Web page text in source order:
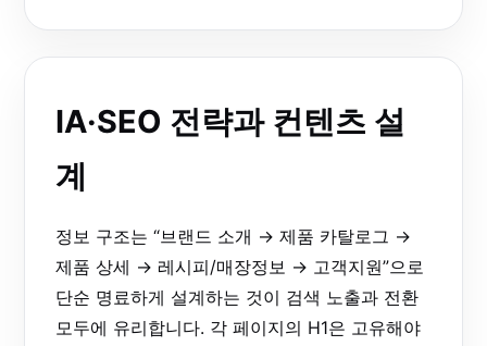
IA·SEO 전략과 컨텐츠 설
계
정보 구조는 “브랜드 소개 → 제품 카탈로그 →
제품 상세 → 레시피/매장정보 → 고객지원”으로
단순 명료하게 설계하는 것이 검색 노출과 전환
모두에 유리합니다. 각 페이지의 H1은 고유해야